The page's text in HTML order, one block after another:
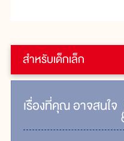
สำหรับเด็กเล็ก
เรื่ิองที่คุณอาจสนใจ